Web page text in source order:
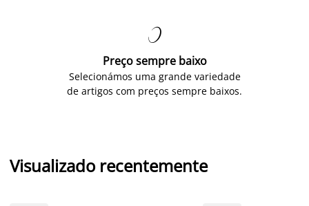

Preço sempre baixo
Selecionámos uma grande variedade
de artigos com preços sempre baixos.
Visualizado recentemente